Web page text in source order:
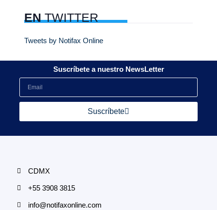
ENTWITTER
Tweets by Notifax Online
Suscríbete a nuestro NewsLetter
Suscríbete
CDMX
+55 3908 3815
info@notifaxonline.com